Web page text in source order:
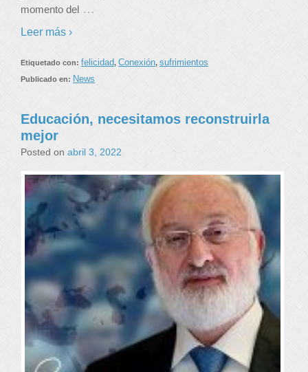
momento del …
Leer más ›
Etiquetado con: felicidad, Conexión, sufrimientos
Publicado en: News
Educación, necesitamos reconstruirla
mejor
Posted on abril 3, 2022